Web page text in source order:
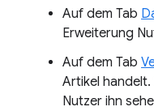
Auf dem Tab
Erweiterung
Auf dem Tab
Artikel
Nutzer ihn